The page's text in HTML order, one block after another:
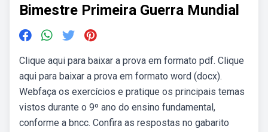
Bimestre Primeira Guerra Mundial
Clique aqui para baixar a prova em formato pdf. Clique
aqui para baixar a prova em formato word (docx).
Webfaça os exercícios e pratique os principais temas
vistos durante o 9º ano do ensino fundamental,
conforme a bncc. Confira as respostas no gabarito